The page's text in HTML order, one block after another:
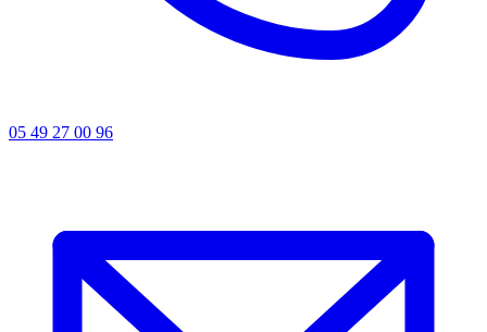
05 49 27 00 96